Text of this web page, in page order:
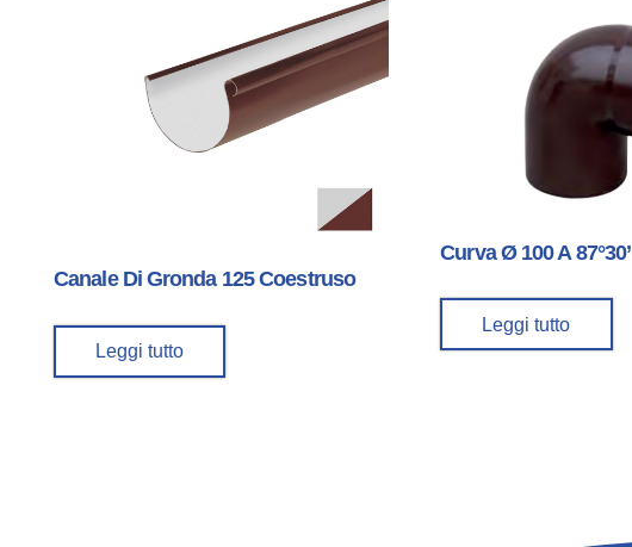
Canale Di Gronda 125 Coestruso
Leggi tutto
Curva Ø 100 A 87°30’
Leggi tutto